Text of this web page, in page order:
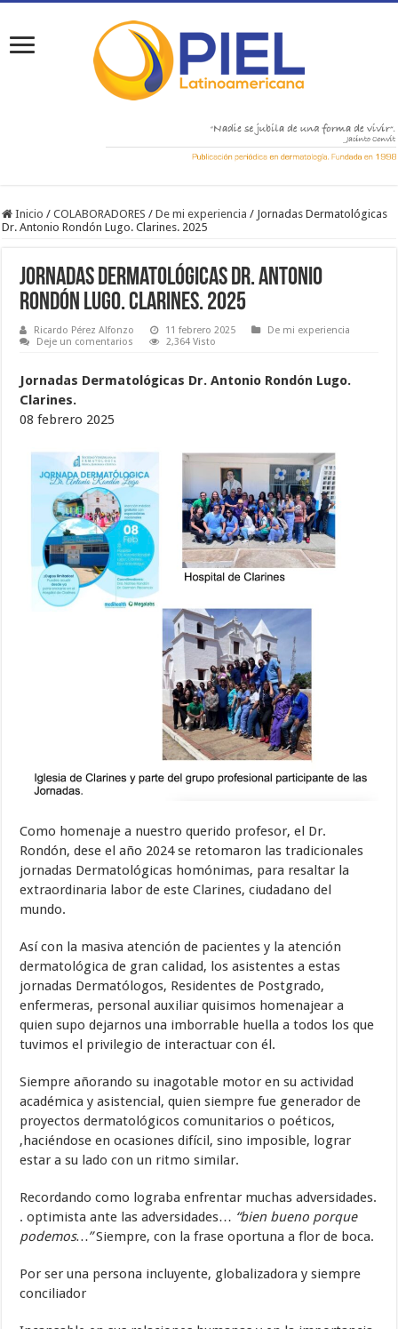
Inicio / COLABORADORES / De mi experiencia / Jornadas Dermatológicas
Dr. Antonio Rondón Lugo. Clarines. 2025
Jornadas Dermatológicas Dr. Antonio
Rondón Lugo. Clarines. 2025
Ricardo Pérez Alfonzo 11 febrero 2025
De mi experiencia
Deje un comentarios
2,364 Visto
Jornadas Dermatológicas Dr. Antonio Rondón Lugo.
Clarines.
08 febrero 2025
Como homenaje a nuestro querido profesor, el Dr.
Rondón, dese el año 2024 se retomaron las tradicionales
jornadas Dermatológicas homónimas, para resaltar la
extraordinaria labor de este Clarines, ciudadano del
mundo.
Así con la masiva atención de pacientes y la atención
dermatológica de gran calidad, los asistentes a estas
jornadas Dermatólogos, Residentes de Postgrado,
enfermeras, personal auxiliar quisimos homenajear a
quien supo dejarnos una imborrable huella a todos los que
tuvimos el privilegio de interactuar con él.
Siempre añorando su inagotable motor en su actividad
académica y asistencial, quien siempre fue generador de
proyectos dermatológicos comunitarios o poéticos,
,haciéndose en ocasiones difícil, sino imposible, lograr
estar a su lado con un ritmo similar.
Recordando como lograba enfrentar muchas adversidades.
. optimista ante las adversidades… “bien bueno porque
podemos…”Siempre, con la frase oportuna a flor de boca.
Por ser una persona incluyente, globalizadora y siempre
conciliador